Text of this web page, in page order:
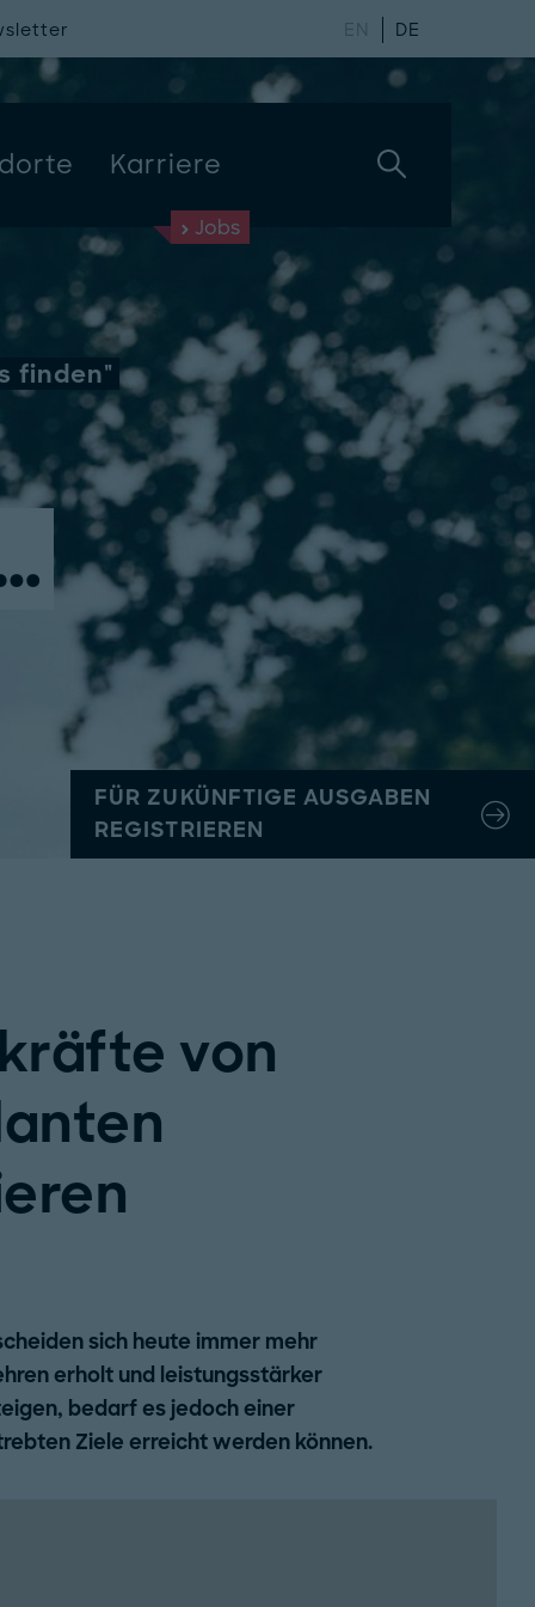
Karriere
EN DE
Jobs
finden"
FÜR ZUKÜNFTIGE AUSGABEN
REGISTRIEREN
von
sich heute immer mehr
erholt und leistungsstärker
bedarf es jedoch einer
Ziele erreicht werden können.